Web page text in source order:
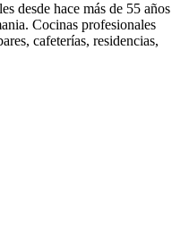
desde hace más de 55 años
Cocinas profesionales
cafeterías, residencias,